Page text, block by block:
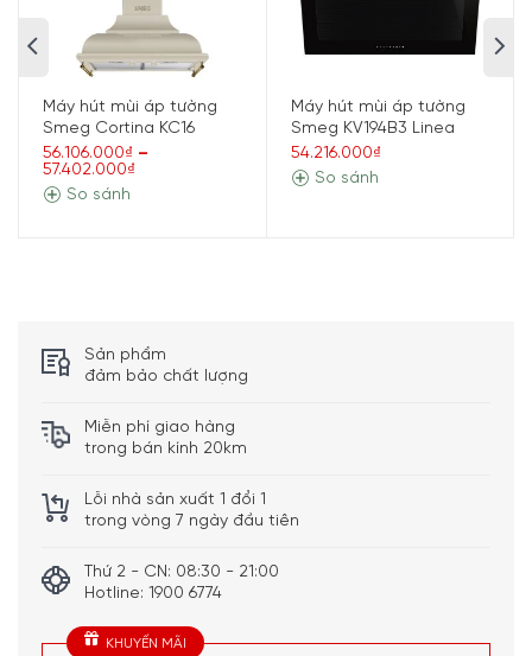
– Tốc độ 1: 47 dB
– Tốc độ 2: 59 dB
– Tốc độ 3: 61 dB
– Mức tăng cường: 70 dB
Điều khiển Nút bấm
lượng
Máy hút mùi áp tường
Smeg Cortina KC16
56.106.000₫ –
57.402.000₫
So sánh
Máy hút mùi áp tường
Smeg KV194B3 Linea
54.216.000₫
So sánh
Sản phẩm
đảm bảo chất lượng
Miễn phí giao hàng
trong bán kính 20km
Lỗi nhà sản xuất 1 đổi 1
trong vòng 7 ngày đầu tiên
Thứ 2 - CN: 08:30 - 21:00
Hotline: 1900 6774
KHUYẾN MÃI